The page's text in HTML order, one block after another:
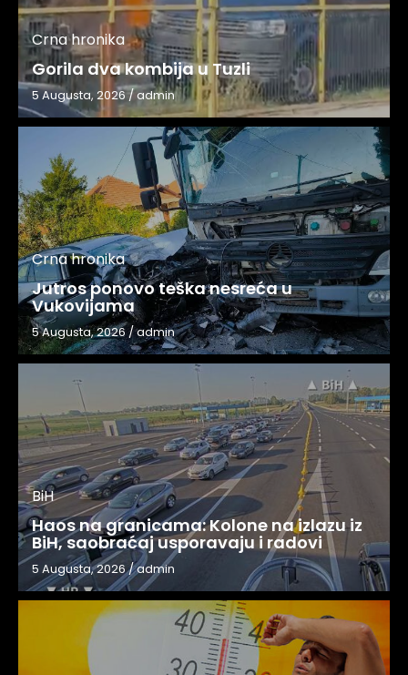
Crna hronika
Gorila dva kombija u Tuzli
5 Augusta, 2026/admin
Crna hronika
Jutros ponovo teška nesreća u
Vukovijama
5 Augusta, 2026/admin
BiH
Haos na granicama: Kolone na izlazu iz
BiH, saobraćaj usporavaju i radovi
5 Augusta, 2026/admin